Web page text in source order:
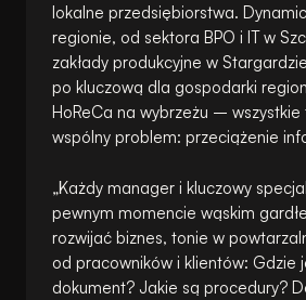
lokalne przedsiębiorstwa.
regionie, od sektora BPO i IT w
zakłady produkcyjne w
po kluczową dla gospodarki
HoReCa na wybrzeżu – wszystkie
wspólny problem: przeciążenie
„Każdy manager i kluczowy
pewnym momencie wąskim
rozwijać biznes, tonie w
od pracowników i klientów: Gdzie
dokument? Jakie są procedury?